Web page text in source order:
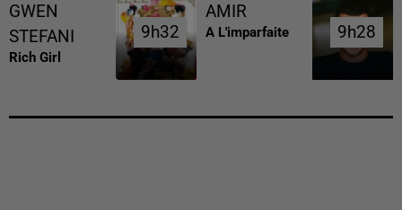
GWEN
STEFANI
Rich Girl
9h32
9h32
AMIR
A L'imparfaite 9h28
9h28